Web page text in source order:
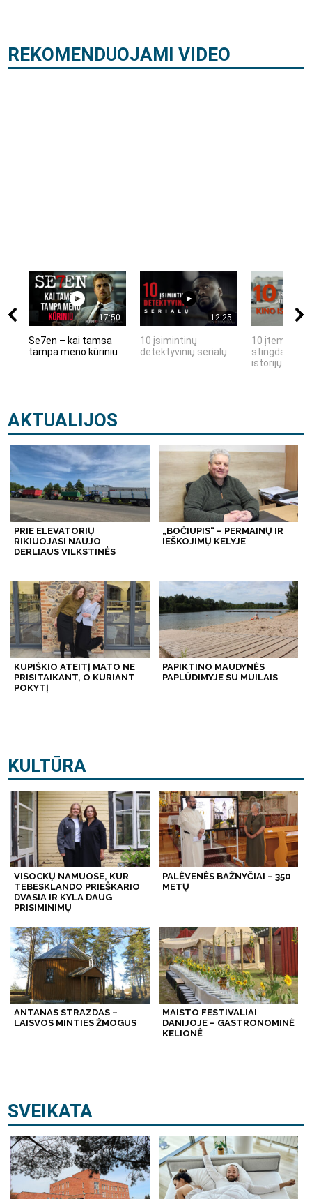
REKOMENDUOJAMI VIDEO
17:50
Se7en – kai tamsa
tampa meno kūriniu
12:25
10 įsimintinų
detektyvinių serialų
10 įtemptų,
stingdančių
istorijų
AKTUALIJOS
PRIE ELEVATORIŲ
RIKIUOJASI NAUJO
DERLIAUS VILKSTINĖS
„BOČIUPIS“ – PERMAINŲ IR
IEŠKOJIMŲ KELYJE
KUPIŠKIO ATEITĮ MATO NE
PRISITAIKANT, O KURIANT
POKYTĮ
PAPIKTINO MAUDYNĖS
PAPLŪDIMYJE SU MUILAIS
KULTŪRA
VISOCKŲ NAMUOSE, KUR
TEBESKLANDO PRIEŠKARIO
DVASIA IR KYLA DAUG
PRISIMINIMŲ
PALĖVENĖS BAŽNYČIAI – 350
METŲ
ANTANAS STRAZDAS –
LAISVOS MINTIES ŽMOGUS
MAISTO FESTIVALIAI
DANIJOJE – GASTRONOMINĖ
KELIONĖ
SVEIKATA